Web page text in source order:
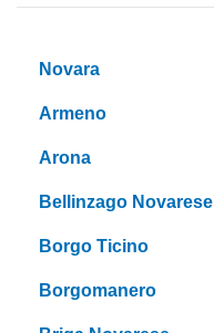
Novara
Armeno
Arona
Bellinzago Novarese
Borgo Ticino
Borgomanero